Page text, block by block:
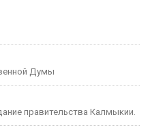
Думы
правительства Калмыкии.